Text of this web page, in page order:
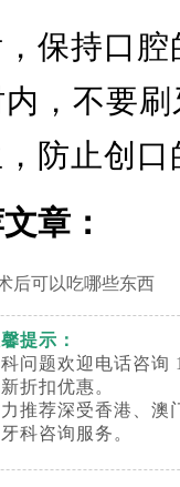
保持口
内，不要
防止创口
章：
后可以吃哪些东西
提示：
科问题欢迎电话咨询
折扣优惠。
推荐深受香港、澳
科咨询服务。